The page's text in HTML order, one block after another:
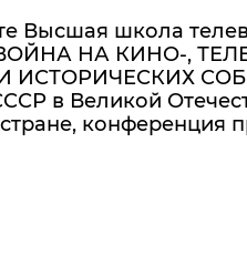
Высшая школа
НА КИНО-,
в Великой
конференция